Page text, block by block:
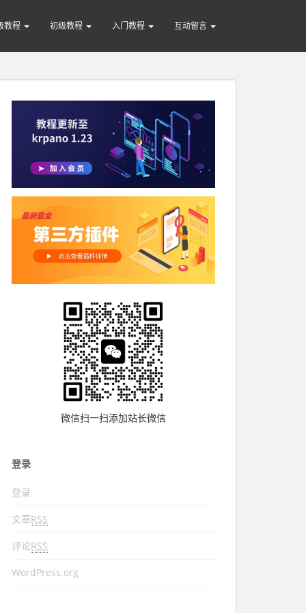
教程 初级教程 入门教程 互动留言
微信扫一扫添加站长微信
登录
登录
文章RSS
评论RSS
WordPress.org